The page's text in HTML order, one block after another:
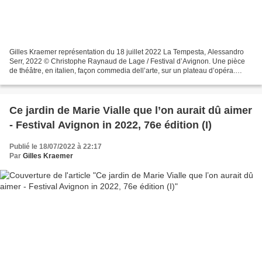
Gilles Kraemer représentation du 18 juillet 2022 La Tempesta, Alessandro
Serr, 2022 © Christophe Raynaud de Lage / Festival d’Avignon. Une pièce
de théâtre, en italien, façon commedia dell’arte, sur un plateau d’opéra.
Ce jardin de Marie Vialle que l’on aurait dû aimer
- Festival Avignon in 2022, 76e édition (I)
Publié le 18/07/2022 à 22:17
Par Gilles Kraemer